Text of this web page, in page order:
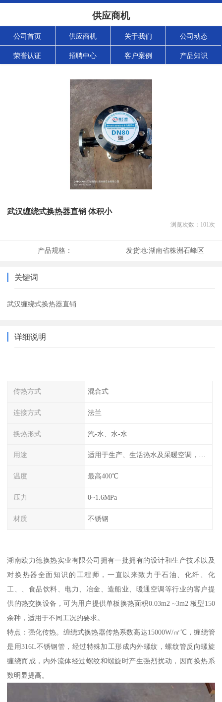
供应商机
公司首页 供应商机 关于我们 公司动态
荣誉认证 招聘中心 客户案例 产品知识
武汉缠绕式换热器直销 体积小
浏览次数： 101次
产品规格： 发货地:湖南省株洲石峰区
关键词
武汉缠绕式换热器直销
详细说明
传热方式 混合式
连接方式 法兰
换热形式 汽-水、水-水
用途 适用于生产、生活热水及采暖空调，化工医药气体冷凝回收等多种换热场合
温度 最高400℃
压力 0~1.6MPa
材质 不锈钢
湖南欧力德换热实业有限公司拥有一批拥有的设计和生产技术以及
对换热器全面知识的工程师，一直以来致力于石油、化纤、化
工、、食品饮料、电力、冶金、造船业、暖通空调等行业的客户提
供的热交换设备，可为用户提供单板换热面积0.03m2 ~3m2 板型150
余种，适用于不同工况的要求。
特点：强化传热。缠绕式换热器传热系数高达15000W/㎡℃，缠绕管
是用316L不锈钢管，经过特殊加工形成内外螺纹，螺纹管反向螺旋
缠绕而成，内外流体经过螺纹和螺旋时产生强烈扰动，因而换热系
数明显提高。